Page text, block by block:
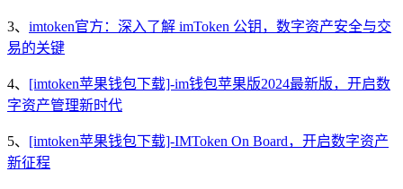
3、 imtoken官方：深入了解 imToken 公钥，数字资产安全与交
易的关键
4、 [imtoken苹果钱包下载]-im钱包苹果版2024最新版，开启数
字资产管理新时代
5、 [imtoken苹果钱包下载]-IMToken On Board，开启数字资产
新征程